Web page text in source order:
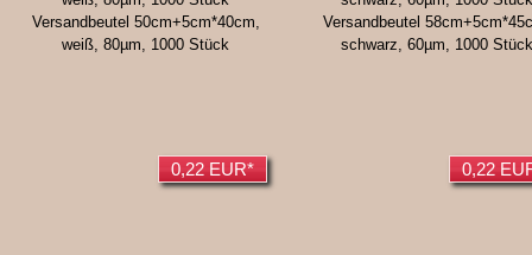
0,22 EUR*
Versandbeutel 50cm+5cm*40cm,
weiß, 80µm, 1000 Stück
0,22
Versandbeutel
schwarz, 60µm, 1000 Stück